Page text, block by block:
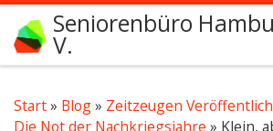
Zum Inhalt springen
Seniorenbüro
V.
Start» Blog» Zeitzeugen
Die Not der Nachkriegsjahre » Klein,